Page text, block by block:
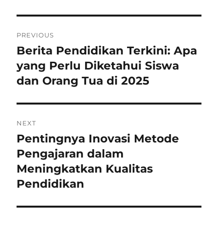
pos
PREVIOUS
Previous
post:
Berita Pendidikan Terkini: Apa
yang Perlu Diketahui Siswa
dan Orang Tua di 2025
NEXT
Next
post:
Pentingnya Inovasi Metode
Pengajaran dalam
Meningkatkan Kualitas
Pendidikan